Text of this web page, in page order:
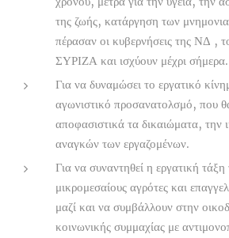
της ζωής, κατάργηση των
πέρασαν οι κυβερνήσεις της ΝΔ
ΣΥΡΙΖΑ και ισχύουν μέχρι σήμερα.
Για να δυναμώσει το εργατικό
αγωνιστικό προσανατολσμό, που θα
αποφασιστικά τα δικαιώματα, την
αναγκών των εργαζομένων.
Για να συναντηθεί η εργατική τάξη
μικρομεσαίους αγρότες και
μαζί και να συμβάλλουν στην
κοινωνικής συμμαχίας με